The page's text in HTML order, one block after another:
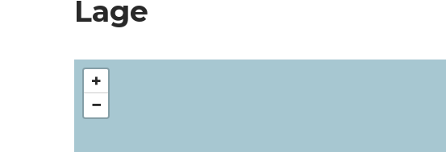
Lage
+
−